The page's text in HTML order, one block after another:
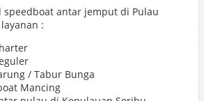
speedboat antar jemput di Pulau
:
/ Tabur Bunga
Mancing